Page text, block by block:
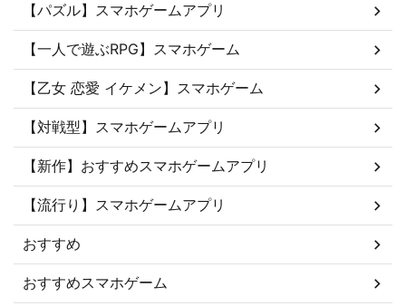
【パズル】スマホゲームアプリ
【一人で遊ぶRPG】スマホゲーム
【乙女 恋愛 イケメン】スマホゲーム
【対戦型】スマホゲームアプリ
【新作】おすすめスマホゲームアプリ
【流行り】スマホゲームアプリ
おすすめ
おすすめスマホゲーム